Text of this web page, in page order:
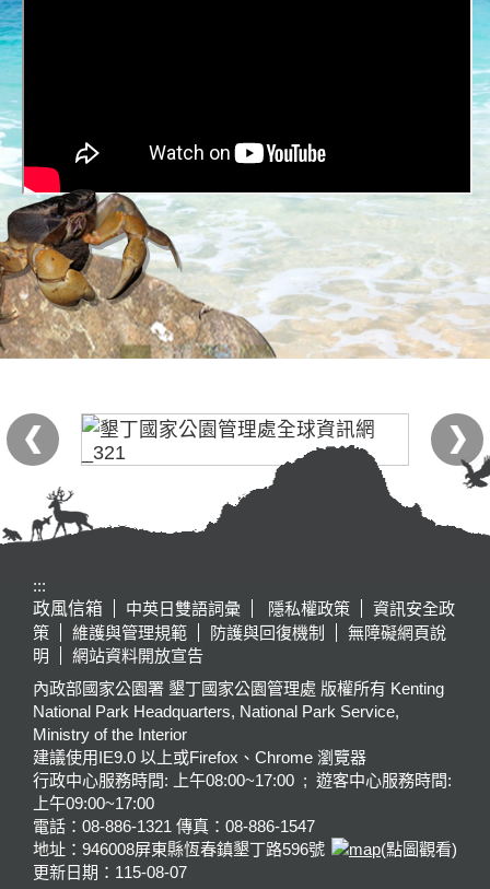
:::
政風信箱
中英日雙語詞彙 隱私權政策
資訊安全政
策
維護與管理規範 防護與回復機制
無障礙網頁說
明
網站資料開放宣告
內政部國家公園署 墾丁國家公園管理處 版權所有 Kenting
National Park Headquarters, National Park Service,
Ministry of the Interior
建議使用IE9.0 以上或Firefox、Chrome 瀏覽器
行政中心服務時間: 上午08:00~17:00 ; 遊客中心服務時間:
上午09:00~17:00
電話：08-886-1321 傳真：08-886-1547
地址：946008屏東縣恆春鎮墾丁路596號
(點圖觀看)
更新日期： 115-08-07